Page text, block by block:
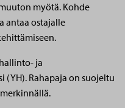
myötä. Kohde
antaa ostajalle
ja
Rahapaja on suojeltu